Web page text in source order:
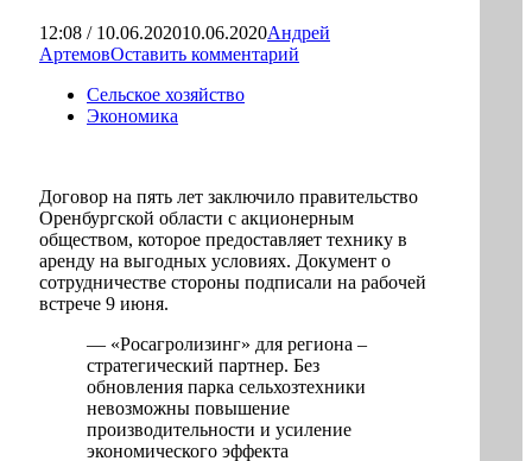
12:08 / 10.06.202010.06.2020Андрей
АртемовОставить комментарий
Сельское хозяйство
Экономика
Договор на пять лет заключило правительство
Оренбургской области с акционерным
обществом, которое предоставляет технику в
аренду на выгодных условиях. Документ о
сотрудничестве стороны подписали на рабочей
встрече 9 июня.
— «Росагролизинг» для региона –
стратегический партнер. Без
обновления парка сельхозтехники
невозможны повышение
производительности и усиление
экономического эффекта